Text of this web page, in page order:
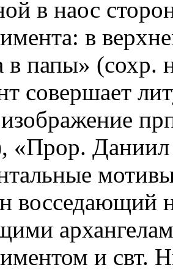
в наос
в
в папы» (сохр.
совершает
«Прор.
восседающий
и свт.